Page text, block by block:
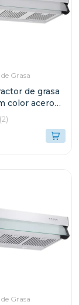
Grasa
de grasa
color acero
(2)
Grasa